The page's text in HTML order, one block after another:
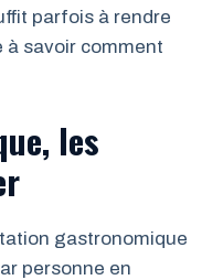
parfois à rendre
à savoir comment
les
gastronomique
personne en